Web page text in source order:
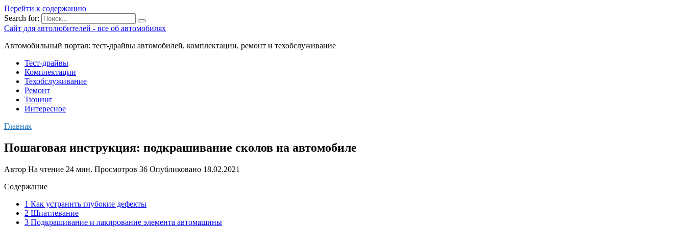
Перейти к содержанию
Search for:
Сайт для автолюбителей - все об автомобилях
Автомобильный портал: тест-драйвы автомобилей, комплектации, ремонт и техобслуживание
Тест-драйвы
Комплектации
Техобслуживание
Ремонт
Тюнинг
Интересное
Главная
Пошаговая инструкция: подкрашивание сколов на автомобиле
Автор На чтение 24 мин. Просмотров 36 Опубликовано 18.02.2021
Содержание
1 Как устранить глубокие дефекты
2 Шпатлевание
3 Подкрашивание и лакирование элемента автомашины